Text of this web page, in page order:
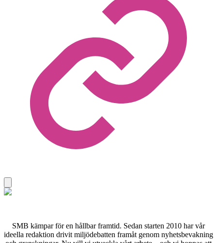
SMB kämpar för en hållbar framtid. Sedan starten 2010 har vår
ideella redaktion drivit miljödebatten framåt genom nyhetsbevakning